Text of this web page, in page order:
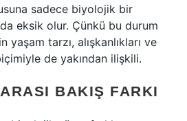
sadece biyolojik bir
eksik olur. Çünkü bu durum
yaşam tarzı, alışkanlıkları ve
de yakından ilişkili.
BAKIŞ FARKI